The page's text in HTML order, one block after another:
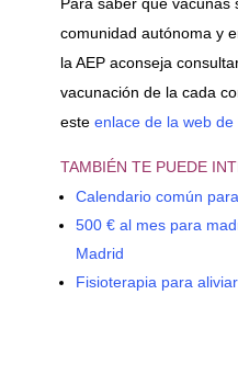
comunidad autónoma y
la AEP aconseja
vacunación de la cada
este enlace de la web de
TAMBIÉN TE PUEDE
Calendario común
500 € al mes para
Madrid
Fisioterapia para